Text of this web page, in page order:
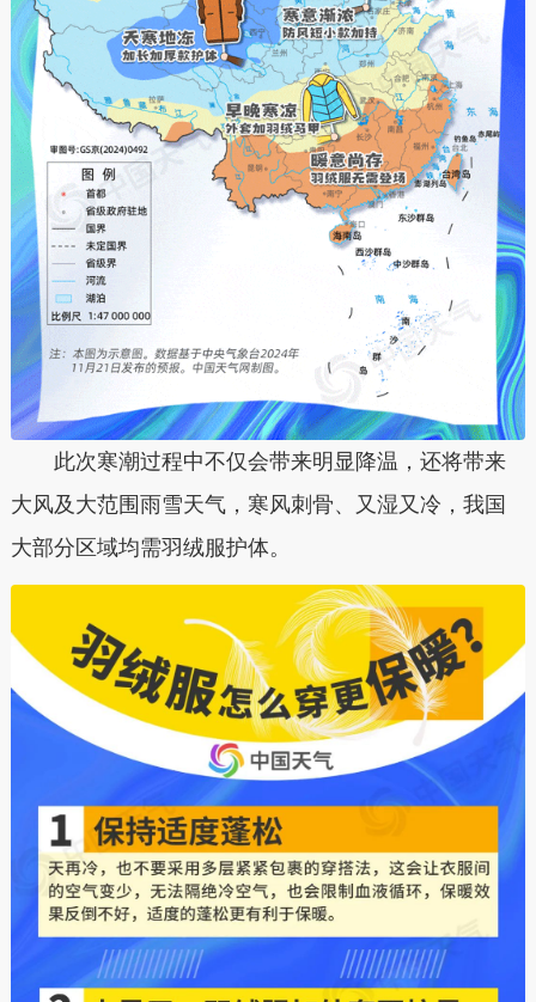
此次寒潮过程中不仅会带来明显降温，还将带来
大风及大范围雨雪天气，寒风刺骨、又湿又冷，我国
大部分区域均需羽绒服护体。